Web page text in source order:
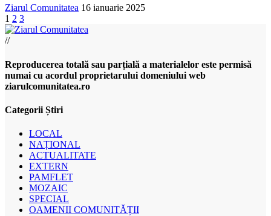
Ziarul Comunitatea 16 ianuarie 2025
1 2 3
//
Reproducerea totală sau parțială a materialelor este permisă
numai cu acordul proprietarului domeniului web
ziarulcomunitatea.ro
Categorii Știri
LOCAL
NAȚIONAL
ACTUALITATE
EXTERN
PAMFLET
MOZAIC
SPECIAL
OAMENII COMUNITĂȚII